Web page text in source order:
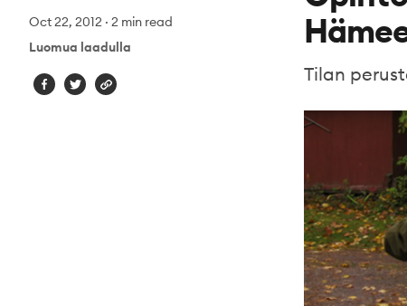
Oct 22, 2012 · 2 min read
Luomua laadulla
Tilan